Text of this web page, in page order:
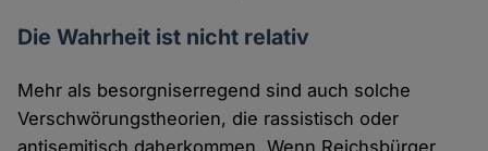
Die Wahrheit ist nicht relativ
Mehr als besorgniserregend sind auch solche
Verschwörungstheorien, die rassistisch oder